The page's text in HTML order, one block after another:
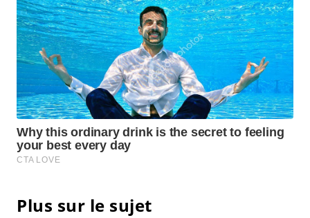
Plus sur le sujet